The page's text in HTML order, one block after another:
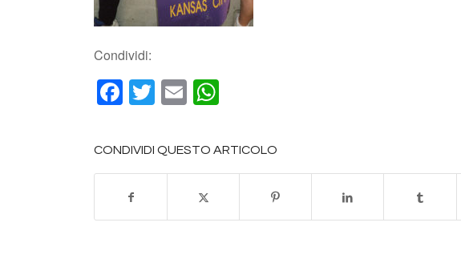
Condividi:
Facebook
Twitter
Email
CONDIVIDI QUESTO ARTICOLO